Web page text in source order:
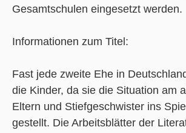
Gesamtschulen eingesetzt werden.
Informationen zum Titel:
Fast jede zweite Ehe in
die Kinder, da sie die Situation am
Eltern und Stiefgeschwister ins
gestellt. Die Arbeitsblätter der